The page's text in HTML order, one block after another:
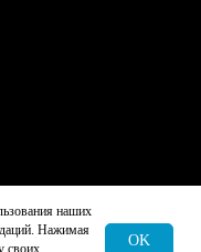
наших
Нажимая
своих
OK